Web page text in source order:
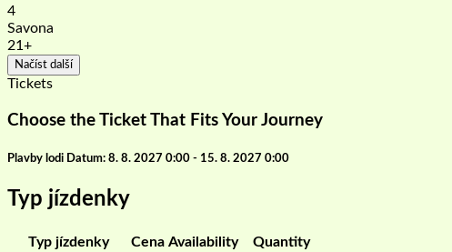
4
Savona
21+
Načíst další
Tickets
Choose the Ticket That Fits Your Journey
Plavby lodi Datum: 8. 8. 2027 0:00 - 15. 8. 2027 0:00
Typ jízdenky
Typ jízdenky Cena Availability Quantity